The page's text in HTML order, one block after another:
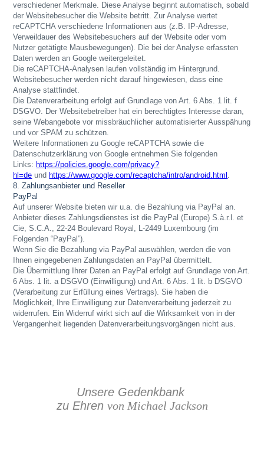
verschiedener Merkmale. Diese Analyse beginnt automatisch, sobald
der Websitebesucher die Website betritt. Zur Analyse wertet
reCAPTCHA verschiedene Informationen aus (z.B. IP-Adresse,
Verweildauer des Websitebesuchers auf der Website oder vom
Nutzer getätigte Mausbewegungen). Die bei der Analyse erfassten
Daten werden an Google weitergeleitet.
Die reCAPTCHA-Analysen laufen vollständig im Hintergrund.
Websitebesucher werden nicht darauf hingewiesen, dass eine
Analyse stattfindet.
Die Datenverarbeitung erfolgt auf Grundlage von Art. 6 Abs. 1 lit. f
DSGVO. Der Websitebetreiber hat ein berechtigtes Interesse daran,
seine Webangebote vor missbräuchlicher automatisierter Ausspähung
und vor SPAM zu schützen.
Weitere Informationen zu Google reCAPTCHA sowie die
Datenschutzerklärung von Google entnehmen Sie folgenden
Links: https://policies.google.com/privacy?
hl=de und https://www.google.com/recaptcha/intro/android.html .
8. Zahlungsanbieter und Reseller
PayPal
Auf unserer Website bieten wir u.a. die Bezahlung via PayPal an.
Anbieter dieses Zahlungsdienstes ist die PayPal (Europe) S.à.r.l. et
Cie, S.C.A., 22-24 Boulevard Royal, L-2449 Luxembourg (im
Folgenden “PayPal”).
Wenn Sie die Bezahlung via PayPal auswählen, werden die von
Ihnen eingegebenen Zahlungsdaten an PayPal übermittelt.
Die Übermittlung Ihrer Daten an PayPal erfolgt auf Grundlage von Art.
6 Abs. 1 lit. a DSGVO (Einwilligung) und Art. 6 Abs. 1 lit. b DSGVO
(Verarbeitung zur Erfüllung eines Vertrags). Sie haben die
Möglichkeit, Ihre Einwilligung zur Datenverarbeitung jederzeit zu
widerrufen. Ein Widerruf wirkt sich auf die Wirksamkeit von in der
Vergangenheit liegenden Datenverarbeitungsvorgängen nicht aus.
Unsere Gedenkbank
zu Ehren von Michael Jackson